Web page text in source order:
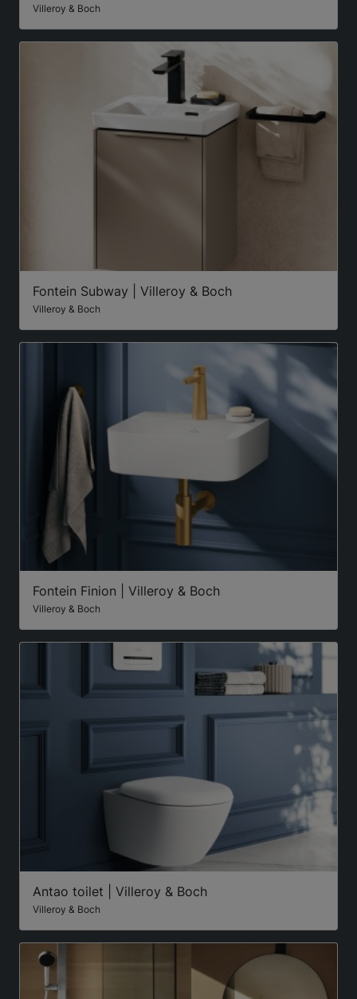
Villeroy & Boch
Fontein Subway | Villeroy & Boch
Villeroy & Boch
Fontein Finion | Villeroy & Boch
Villeroy & Boch
Antao toilet | Villeroy & Boch
Villeroy & Boch